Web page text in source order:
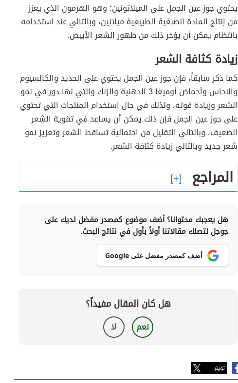
يحتوي جوز عين الجمل على الميلاتونين؛ وهو الهرمون الذي يعزز
من إنتاج المادة الصبغية الطبيعية ميلانين، وبالتالي عند استخدامه
بانتظام يمكن أن يؤخر ذلك من ظهور الشعر الأبيض.
زيادة كثافة الشعر
كما ذكر سابقاً، فإن جوز عين الجمل يحتوي على الحديد والكالسيوم
والنحاس وأحماض أوميغا 3 الدهنية والزنك والتي لها دور في نمو
الشعر وزيادة قوته، ولذلك في حال استخدام المنتجات التي تحتوي
على جوز عين الجمل فإن ذلك يمكن أن يساعد في تقوية الشعر
الضعيف، وبالتالي التقليل من احتمالية تساقط الشعر وتعزيز نمو
شعر جديد وبالتالي زيادة كثافة الشعر.
المراجع
هل يعجبك محتوانا؟ أضف موضوع كمصدر مفضل لديك على
جوجل لتصلك مقالاتنا أولاً بأول في نتائج البحث.
أضف كمصدر مفضل على Google
هل كان المقال مفيداً؟
نعم لا
تويتر